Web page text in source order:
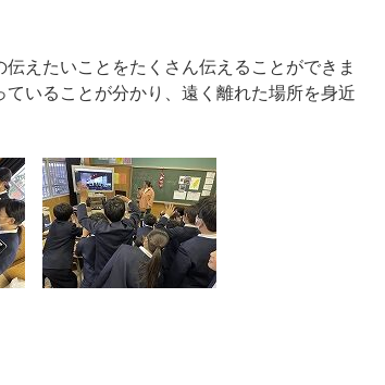
えたいことをたくさん伝えることができま
いることが分かり、遠く離れた場所を身近